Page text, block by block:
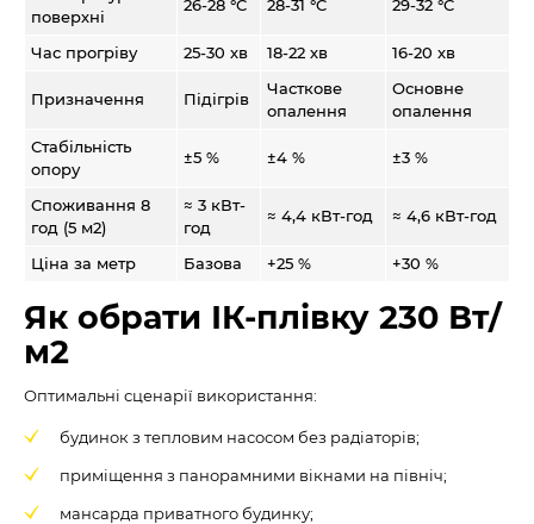
поверхні
26-28 °C 28-31 °C 29-32 °C
Час прогріву 25-30 хв 18-22 хв 16-20 хв
Призначення Підігрів
Часткове
опалення
Основне
опалення
Стабільність
опору
±5 % ±4 % ±3 %
Споживання 8
год (5 м2)
≈ 3 кВт-
год
≈ 4,4 кВт-год ≈ 4,6 кВт-год
Ціна за метр Базова +25 % +30 %
Як обрати ІК-плівку 230 Вт/
м2
Оптимальні сценарії використання:
будинок з тепловим насосом без радіаторів;
приміщення з панорамними вікнами на північ;
мансарда приватного будинку;